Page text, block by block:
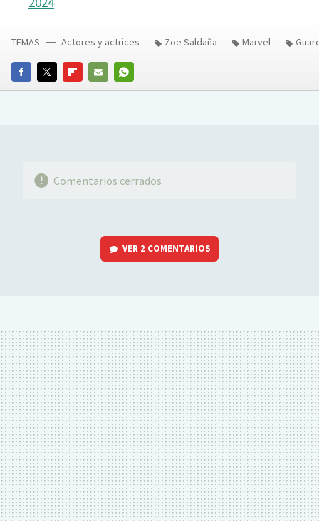
FACEBOOKTWITTERFLIPBOARD
E-
WHATSAPP
TEMAS Actores y actrices Zoe Saldaña Marvel
Comentarios cerrados
VER 2 COMENTARIOS